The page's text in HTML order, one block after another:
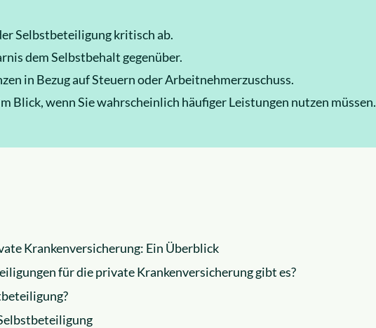
Selbstbeteiligung kritisch ab.
dem Selbstbehalt gegenüber.
in Bezug auf Steuern oder Arbeitnehmerzuschuss.
Blick, wenn Sie wahrscheinlich häufiger Leistungen nutzen müssen.
Krankenversicherung: Ein Überblick
für die private Krankenversicherung gibt es?